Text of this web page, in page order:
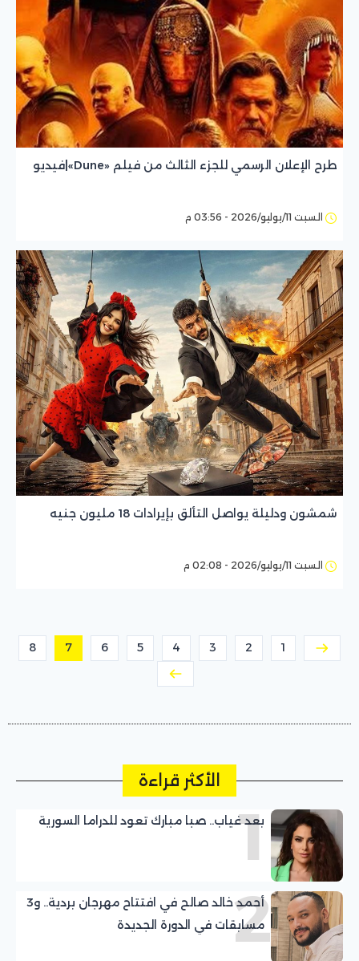
طرح الإعلان الرسمي للجزء الثالث من فيلم «Dune»|فيديو
السبت 11/يوليو/2026 - 03:56 م
شمشون ودليلة يواصل التألق بإيرادات 18 مليون جنيه
السبت 11/يوليو/2026 - 02:08 م
1
2
3
4
5
6
7
8
الأكثر قراءة
1
بعد غياب.. صبا مبارك تعود للدراما السورية
2
أحمد خالد صالح في افتتاح مهرجان بردية.. و3
مسابقات في الدورة الجديدة